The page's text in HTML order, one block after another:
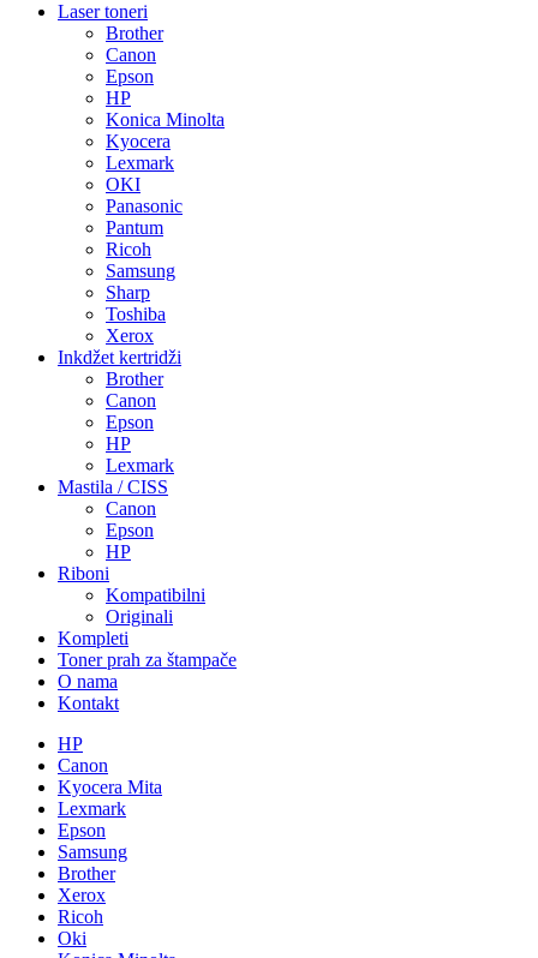
Laser toneri
Brother
Canon
Epson
HP
Konica Minolta
Kyocera
Lexmark
OKI
Panasonic
Pantum
Ricoh
Samsung
Sharp
Toshiba
Xerox
Inkdžet kertridži
Brother
Canon
Epson
HP
Lexmark
Mastila / CISS
Canon
Epson
HP
Riboni
Kompatibilni
Originali
Kompleti
Toner prah za štampače
O nama
Kontakt
HP
Canon
Kyocera Mita
Lexmark
Epson
Samsung
Brother
Xerox
Ricoh
Oki